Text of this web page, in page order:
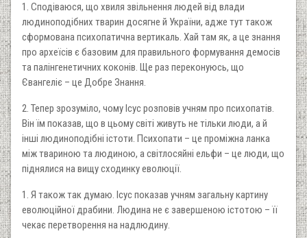
1. Сподіваюся, що хвиля звільнення людей від влади
людиноподібних тварин досягне й України, адже тут також
сформована психопатична вертикаль. Хай там як, а це знання
про археїсів є базовим для правильного формування демосів
та палінгенетичних коконів. Ще раз переконуюсь, що
Євангеліє – це Добре Знання.
2. Тепер зрозуміло, чому Ісус розповів учням про психопатів.
Він їм показав, що в цьому світі живуть не тільки люди, а й
інші людиноподібні істоти. Психопати – це проміжна ланка
між твариною та людиною, а світлосяйні ельфи – це люди, що
піднялися на вищу сходинку еволюції.
1. Я також так думаю. Ісус показав учням загальну картину
еволюційної драбини. Людина не є завершеною істотою – її
чекає перетворення на надлюдину.